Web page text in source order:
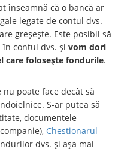
înseamnă că o bancă ar
legate de contul dvs.
greșește. Este posibil să
contul dvs. și vom dori
care folosește fondurile.
poate face decât să
S-ar putea să
documentele
Chestionarul
dvs. și așa mai